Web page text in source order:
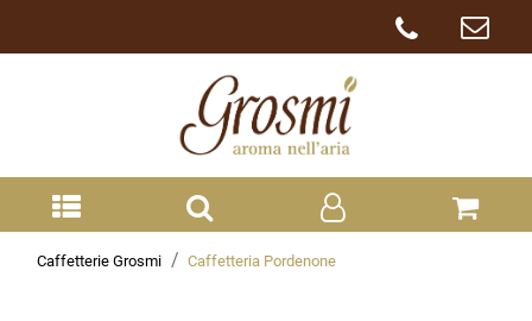
Caffetterie Grosmi Caffetteria Pordenone